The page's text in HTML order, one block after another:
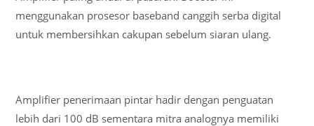
menggunakan prosesor baseband canggih serba digital
untuk membersihkan cakupan sebelum siaran ulang.
Amplifier penerimaan pintar hadir dengan penguatan
lebih dari 100 dB sementara mitra analognya memiliki